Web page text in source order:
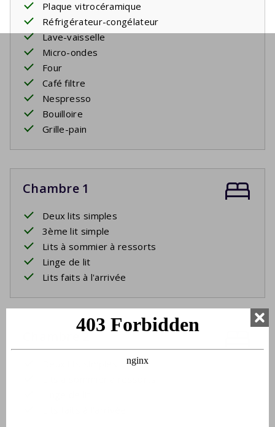
Plaque vitrocéramique
Réfrigérateur-congélateur
Lave-vaisselle
Micro-ondes
Four
Café filtre
Nespresso
Bouilloire
Grille-pain
Chambre 1
Deux lits simples
3ème lit simple
Lits à sommier à ressorts
Linge de lit
Lits faits à l'arrivée
Chambre 2